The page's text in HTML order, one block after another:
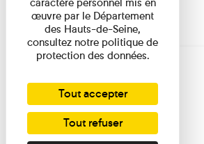
œuvre par le Département
des Hauts-de-Seine,
consultez notre politique de
protection des données.
Tout accepter
Tout refuser